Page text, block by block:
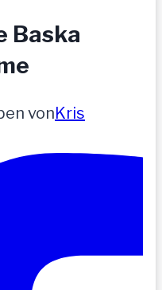
Baska
vonKris